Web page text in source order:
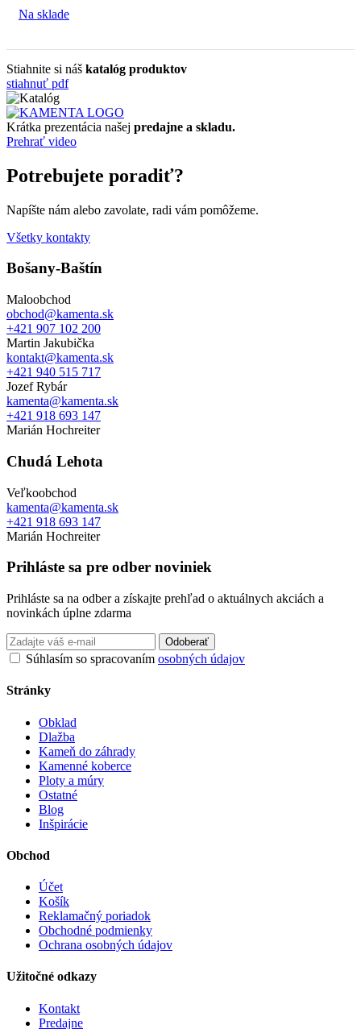
Na sklade
Stiahnite si náš katalóg produktov
stiahnuť pdf
Krátka prezentácia našej predajne a skladu.
Prehrať video
Potrebujete poradiť?
Napíšte nám alebo zavolate, radi vám pomôžeme.
Všetky kontakty
Bošany-Baštín
Maloobchod
obchod@kamenta.sk
+421 907 102 200
Martin Jakubička
kontakt@kamenta.sk
+421 940 515 717
Jozef Rybár
kamenta@kamenta.sk
+421 918 693 147
Marián Hochreiter
Chudá Lehota
Veľkoobchod
kamenta@kamenta.sk
+421 918 693 147
Marián Hochreiter
Prihláste sa pre odber noviniek
Prihláste sa na odber a získajte prehľad o aktuálnych akciách a
novinkách úplne zdarma
Odoberať
Súhlasím so spracovaním osobných údajov
Stránky
Obklad
Dlažba
Kameň do záhrady
Kamenné koberce
Ploty a múry
Ostatné
Blog
Inšpirácie
Obchod
Účet
Košík
Reklamačný poriadok
Obchodné podmienky
Ochrana osobných údajov
Užitočné odkazy
Kontakt
Predajne